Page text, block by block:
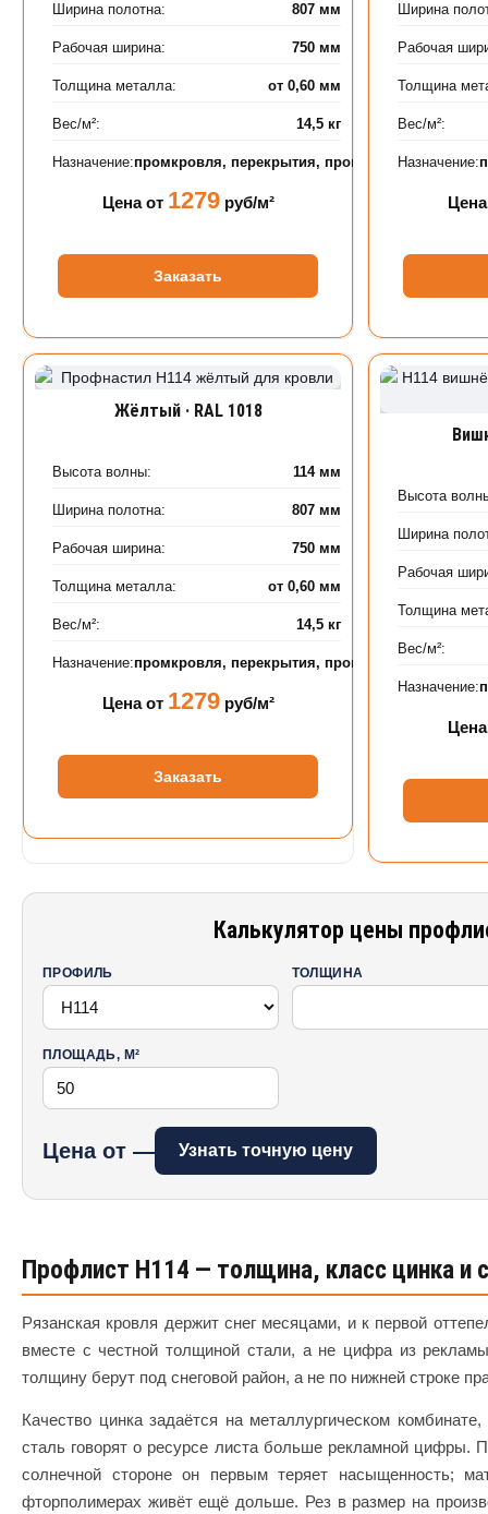
Ширина полотна: 807 мм
Рабочая ширина: 750 мм
Толщина металла: от 0,60 мм
Вес/м²: 14,5 кг
Назначение:промкровля, перекрытия, промышленные
Цена от 1279руб/м²
Заказать
Ширина
Рабочая
Толщина
Вес/м²:
Назначение:
Жёлтый · RAL 1018
Высота волны: 114 мм
Ширина полотна: 807 мм
Рабочая ширина: 750 мм
Толщина металла: от 0,60 мм
Вес/м²: 14,5 кг
Назначение:промкровля, перекрытия, промышленные
Цена от 1279руб/м²
Заказать
Высота
Ширина
Рабочая
Толщина
Вес/м²:
Назначение:
Калькулятор цены
ПРОФИЛЬ ТОЛЩИНА
ПЛОЩАДЬ, М²
Цена от — Узнать точную цену
Профлист Н114 — толщина, класс цинка и
Рязанская кровля держит снег месяцами, и к первой
вместе с честной толщиной стали, а не цифра из
толщину берут под снеговой район, а не по нижней строке
Качество цинка задаётся на металлургическом
сталь говорят о ресурсе листа больше рекламной
солнечной стороне он первым теряет насыщенность;
фторполимерах живёт ещё дольше. Рез в размер на